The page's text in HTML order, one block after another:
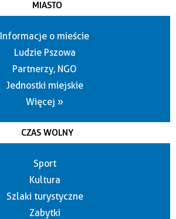
MIASTO
Informacje o mieście
Ludzie Pszowa
Partnerzy, NGO
Jednostki miejskie
Więcej »
CZAS WOLNY
Sport
Kultura
Szlaki turystyczne
Zabytki